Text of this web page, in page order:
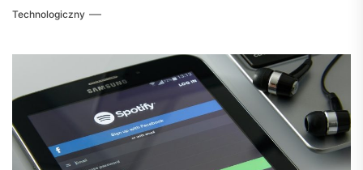
Technologiczny